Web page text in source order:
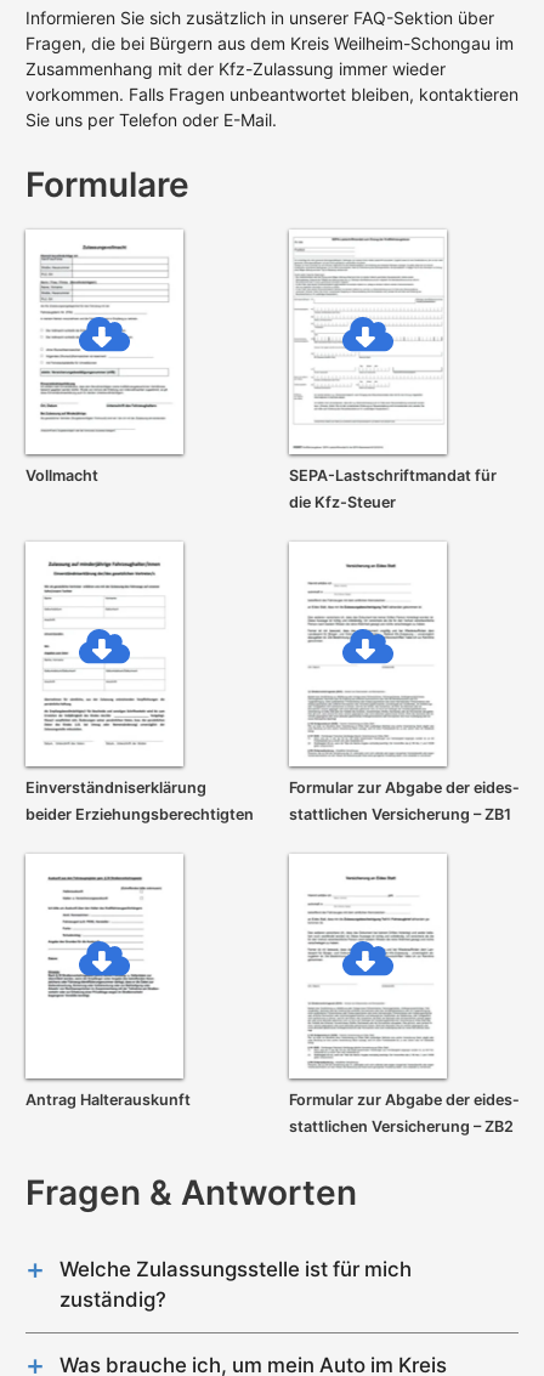
Informieren Sie sich zusätzlich in unserer FAQ-Sektion über
Fragen, die bei Bürgern aus dem Kreis Weilheim-Schongau im
Zusammenhang mit der Kfz-Zulassung immer wieder
vorkommen. Falls Fragen unbeantwortet bleiben, kontaktieren
Sie uns per Telefon oder E-Mail.
Formulare
Vollmacht
SEPA-Lastschrift­mandat für
die Kfz-Steuer
Einverständnis­erklärung
beider Erziehungs­berechtigten
Formular zur Abgabe der eides­
stattlichen Versicherung – ZB1
Antrag Halterauskunft
Formular zur Abgabe der eides­
stattlichen Versicherung – ZB2
Fragen & Antworten
Welche Zulassungsstelle ist für mich
zuständig?
Im Kreis Weilheim-Schongau gibt es genau 2
Zulassungsstellen (Weilheim in Oberbayern,
Was brauche ich, um mein Auto im Kreis